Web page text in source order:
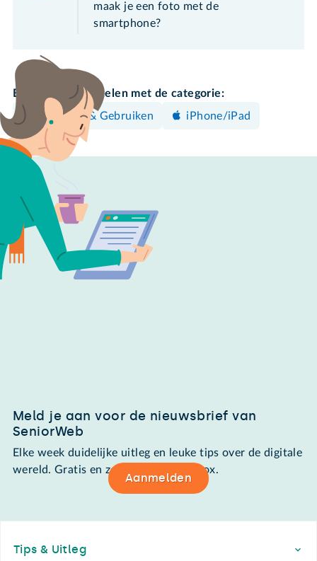
maak je een foto met de
smartphone?
Bekijk meer artikelen met de categorie:
Bedienen & Gebruiken
iPhone/iPad
Meld je aan voor de nieuwsbrief van
SeniorWeb
Elke week duidelijke uitleg en leuke tips over de digitale
wereld. Gratis en zomaar in de mailbox.
Aanmelden
Tips & Uitleg